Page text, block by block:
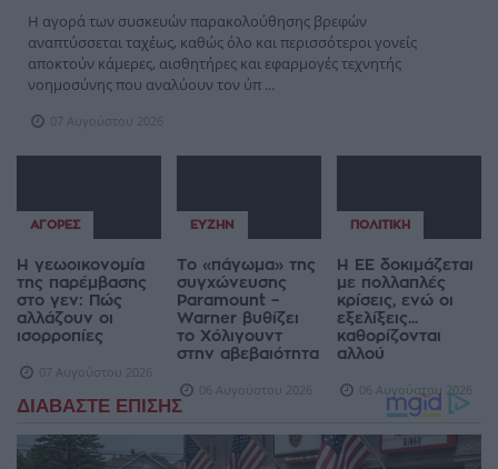
Η αγορά των συσκευών παρακολούθησης βρεφών
αναπτύσσεται ταχέως, καθώς όλο και περισσότεροι γονείς
αποκτούν κάμερες, αισθητήρες και εφαρμογές τεχνητής
νοημοσύνης που αναλύουν τον ύπ ...
07 Αυγούστου 2026
ΑΓΟΡΈΣ
Η γεωοικονομία
της παρέμβασης
στο γεν: Πώς
αλλάζουν οι
ισορροπίες
07 Αυγούστου 2026
ΕΥΖΗΝ
Το «πάγωμα» της
συγχώνευσης
Paramount –
Warner βυθίζει
το Χόλιγουντ
στην αβεβαιότητα
06 Αυγούστου 2026
ΠΟΛΙΤΙΚΉ
Η ΕΕ δοκιμάζεται
με πολλαπλές
κρίσεις, ενώ οι
εξελίξεις...
καθορίζονται
αλλού
06 Αυγούστου 2026